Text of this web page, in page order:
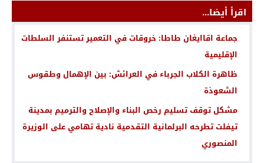
اقرأ أيضا...
جماعة اقاايغان طاطا: خروقات في التعمير تستنفر السلطات
الإقليمية
ظاهرة الكلاب الجرباء في العرائش: بين الإهمال وطقوس
الشعوذة
مشكل توقف تسليم رخص البناء والإصلاح والترميم بمدينة
تيفلت تطرحه البرلمانية التقدمية نادية تهامي على الوزيرة
المنصوري